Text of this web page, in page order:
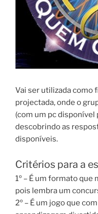
Vai ser utilizada como
projectada, onde o
(com um pc disponível
descobrindo as
disponíveis.
Critérios para a
1º – É um formato
pois lembra um
2º – É um jogo que